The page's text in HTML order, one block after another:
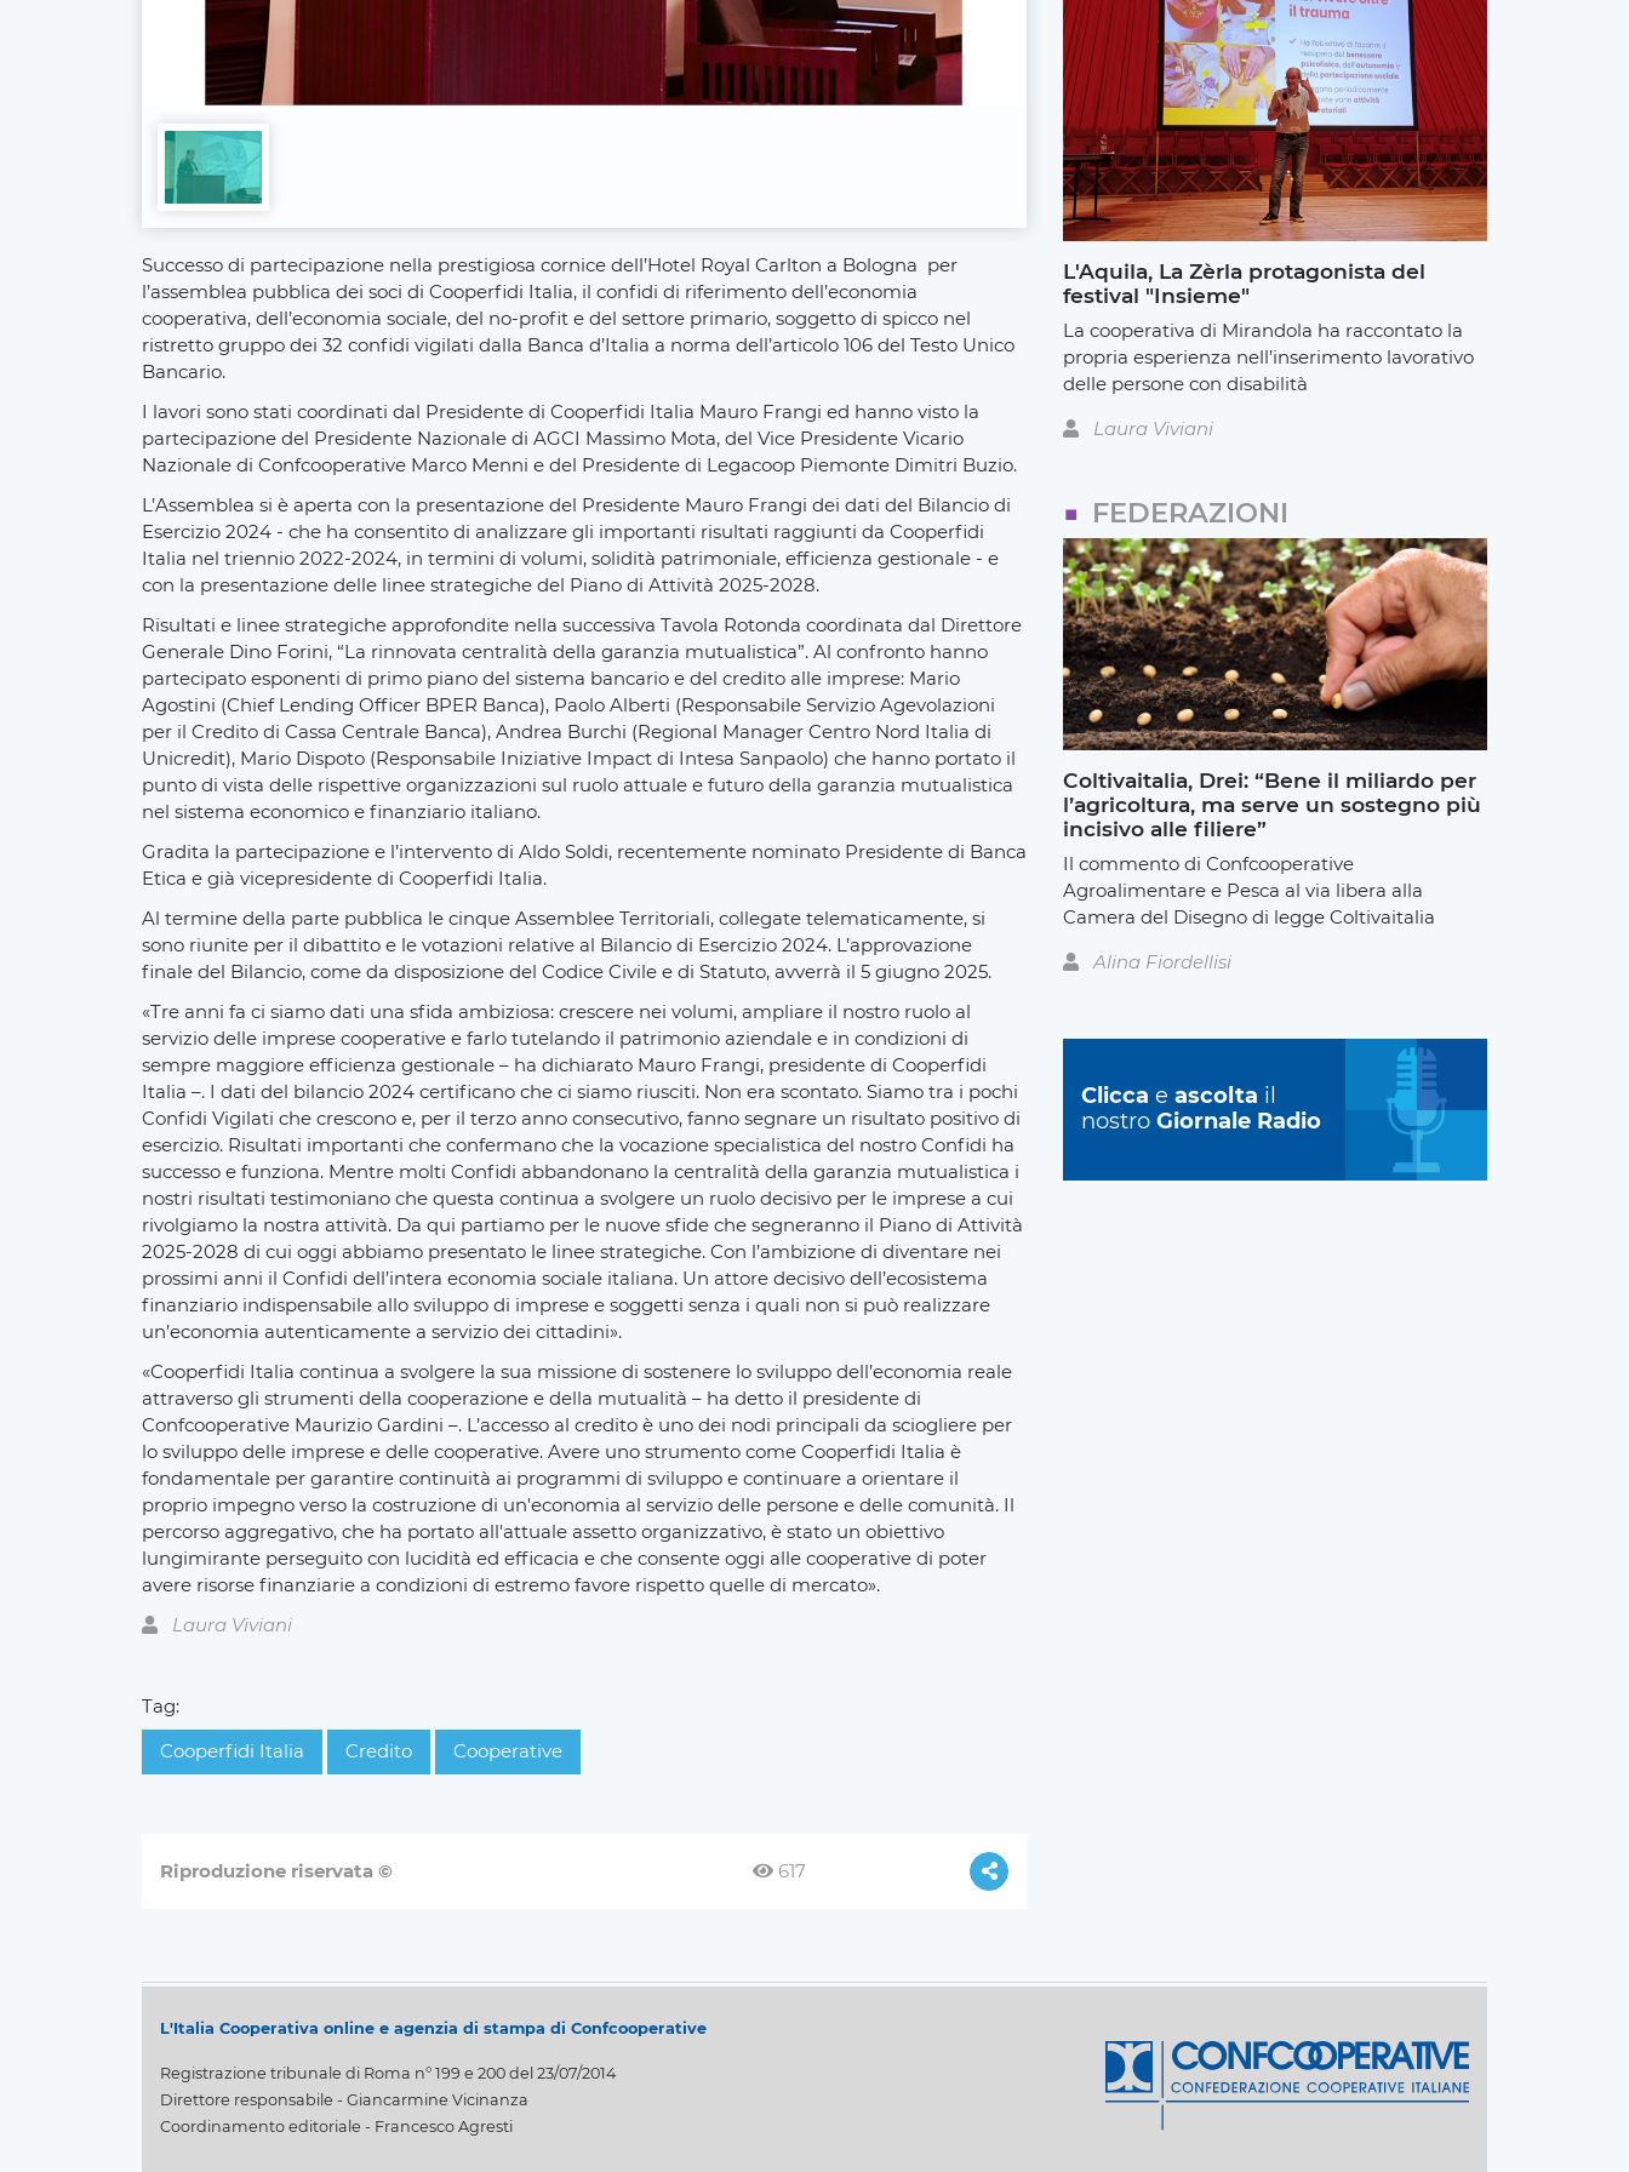
Successo di partecipazione nella prestigiosa cornice dell’Hotel Royal Carlton a Bologna per
l’assemblea pubblica dei soci di Cooperfidi Italia, il confidi di riferimento dell’economia
cooperativa, dell’economia sociale, del no-profit e del settore primario, soggetto di spicco nel
ristretto gruppo dei 32 confidi vigilati dalla Banca d’Italia a norma dell’articolo 106 del Testo Unico
Bancario.
I lavori sono stati coordinati dal Presidente di Cooperfidi Italia Mauro Frangi ed hanno visto la
partecipazione del Presidente Nazionale di AGCI Massimo Mota, del Vice Presidente Vicario
Nazionale di Confcooperative Marco Menni e del Presidente di Legacoop Piemonte Dimitri Buzio.
L’Assemblea si è aperta con la presentazione del Presidente Mauro Frangi dei dati del Bilancio di
Esercizio 2024 - che ha consentito di analizzare gli importanti risultati raggiunti da Cooperfidi
Italia nel triennio 2022-2024, in termini di volumi, solidità patrimoniale, efficienza gestionale - e
con la presentazione delle linee strategiche del Piano di Attività 2025-2028.
Risultati e linee strategiche approfondite nella successiva Tavola Rotonda coordinata dal Direttore
Generale Dino Forini, “La rinnovata centralità della garanzia mutualistica”. Al confronto hanno
partecipato esponenti di primo piano del sistema bancario e del credito alle imprese: Mario
Agostini (Chief Lending Officer BPER Banca), Paolo Alberti (Responsabile Servizio Agevolazioni
per il Credito di Cassa Centrale Banca), Andrea Burchi (Regional Manager Centro Nord Italia di
Unicredit), Mario Dispoto (Responsabile Iniziative Impact di Intesa Sanpaolo) che hanno portato il
punto di vista delle rispettive organizzazioni sul ruolo attuale e futuro della garanzia mutualistica
nel sistema economico e finanziario italiano.
Gradita la partecipazione e l’intervento di Aldo Soldi, recentemente nominato Presidente di Banca
Etica e già vicepresidente di Cooperfidi Italia.
Al termine della parte pubblica le cinque Assemblee Territoriali, collegate telematicamente, si
sono riunite per il dibattito e le votazioni relative al Bilancio di Esercizio 2024. L’approvazione
finale del Bilancio, come da disposizione del Codice Civile e di Statuto, avverrà il 5 giugno 2025.
«Tre anni fa ci siamo dati una sfida ambiziosa: crescere nei volumi, ampliare il nostro ruolo al
servizio delle imprese cooperative e farlo tutelando il patrimonio aziendale e in condizioni di
sempre maggiore efficienza gestionale – ha dichiarato Mauro Frangi, presidente di Cooperfidi
Italia –. I dati del bilancio 2024 certificano che ci siamo riusciti. Non era scontato. Siamo tra i pochi
Confidi Vigilati che crescono e, per il terzo anno consecutivo, fanno segnare un risultato positivo di
esercizio. Risultati importanti che confermano che la vocazione specialistica del nostro Confidi ha
successo e funziona. Mentre molti Confidi abbandonano la centralità della garanzia mutualistica i
nostri risultati testimoniano che questa continua a svolgere un ruolo decisivo per le imprese a cui
rivolgiamo la nostra attività. Da qui partiamo per le nuove sfide che segneranno il Piano di Attività
2025-2028 di cui oggi abbiamo presentato le linee strategiche. Con l’ambizione di diventare nei
prossimi anni il Confidi dell’intera economia sociale italiana. Un attore decisivo dell’ecosistema
finanziario indispensabile allo sviluppo di imprese e soggetti senza i quali non si può realizzare
un’economia autenticamente a servizio dei cittadini».
«Cooperfidi Italia continua a svolgere la sua missione di sostenere lo sviluppo dell’economia reale
attraverso gli strumenti della cooperazione e della mutualità – ha detto il presidente di
Confcooperative Maurizio Gardini –. L’accesso al credito è uno dei nodi principali da sciogliere per
lo sviluppo delle imprese e delle cooperative. Avere uno strumento come Cooperfidi Italia è
fondamentale per garantire continuità ai programmi di sviluppo e continuare a orientare il
proprio impegno verso la costruzione di un'economia al servizio delle persone e delle comunità. Il
percorso aggregativo, che ha portato all'attuale assetto organizzativo, è stato un obiettivo
lungimirante perseguito con lucidità ed efficacia e che consente oggi alle cooperative di poter
avere risorse finanziarie a condizioni di estremo favore rispetto quelle di mercato».
Laura Viviani
Tag:
Cooperfidi Italia
Credito Cooperative
Riproduzione riservata © 617
L'Aquila, La Zèrla protagonista del
festival "Insieme"
La cooperativa di Mirandola ha raccontato la
propria esperienza nell’inserimento lavorativo
delle persone con disabilità
Laura Viviani
FEDERAZIONI
Coltivaitalia, Drei: “Bene il miliardo per
l’agricoltura, ma serve un sostegno più
incisivo alle filiere”
Il commento di Confcooperative
Agroalimentare e Pesca al via libera alla
Camera del Disegno di legge Coltivaitalia
Alina Fiordellisi
Clicca e ascolta il
nostro Giornale Radio
L'Italia Cooperativa online e agenzia di stampa di Confcooperative
Registrazione tribunale di Roma n° 199 e 200 del 23/07/2014
Direttore responsabile - Giancarmine Vicinanza
Coordinamento editoriale - Francesco Agresti